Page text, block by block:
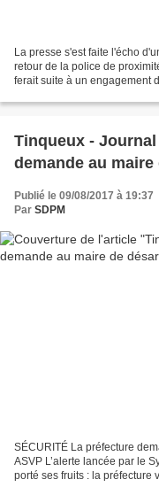
La presse s'est faite l'écho
retour de la police de
ferait suite à un engagement
Tinqueux -
demande au
Publié le 09/08/2017 à 19:37
Par SDPM
SÉCURITÉ La préfecture
ASVP L’alerte lancée par le
porté ses fruits : la préfecture